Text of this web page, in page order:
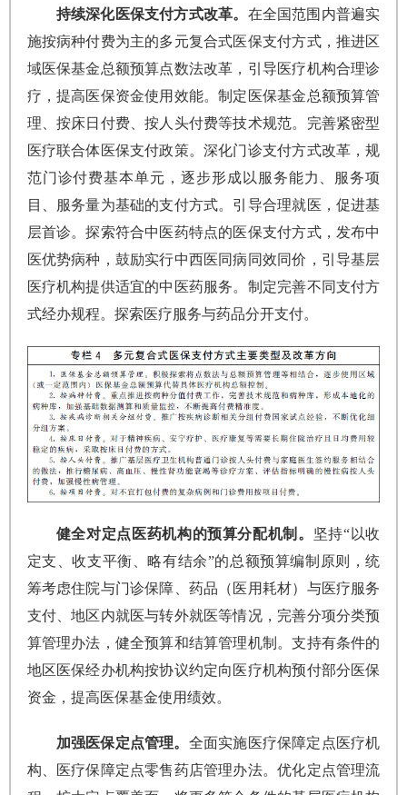
持续深化医保支付方式改革。 在全国范围内普遍实
施按病种付费为主的多元复合式医保支付方式，推进区
域医保基金总额预算点数法改革，引导医疗机构合理诊
疗，提高医保资金使用效能。制定医保基金总额预算管
理、按床日付费、按人头付费等技术规范。完善紧密型
医疗联合体医保支付政策。深化门诊支付方式改革，规
范门诊付费基本单元，逐步形成以服务能力、服务项
目、服务量为基础的支付方式。引导合理就医，促进基
层首诊。探索符合中医药特点的医保支付方式，发布中
医优势病种，鼓励实行中西医同病同效同价，引导基层
医疗机构提供适宜的中医药服务。制定完善不同支付方
式经办规程。探索医疗服务与药品分开支付。
健全对定点医药机构的预算分配机制。 坚持“以收
定支、收支平衡、略有结余”的总额预算编制原则，统
筹考虑住院与门诊保障、药品（医用耗材）与医疗服务
支付、地区内就医与转外就医等情况，完善分项分类预
算管理办法，健全预算和结算管理机制。支持有条件的
地区医保经办机构按协议约定向医疗机构预付部分医保
资金，提高医保基金使用绩效。
加强医保定点管理。 全面实施医疗保障定点医疗机
构、医疗保障定点零售药店管理办法。优化定点管理流